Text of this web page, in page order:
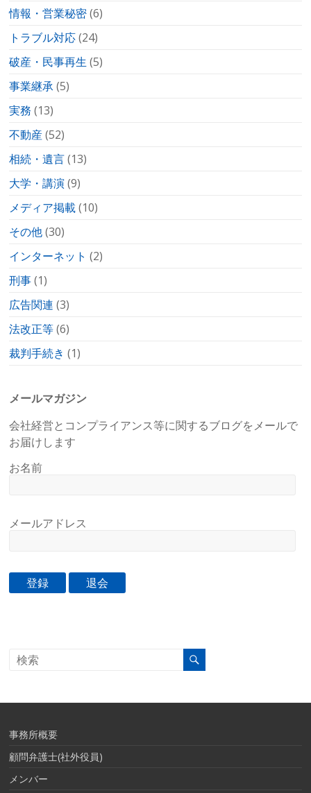
情報・営業秘密(6)
トラブル対応(24)
破産・民事再生 (5)
事業継承(5)
実務 (13)
不動産(52)
相続・遺言(13)
大学・講演(9)
メディア掲載(10)
その他(30)
インターネット (2)
刑事(1)
広告関連 (3)
法改正等(6)
裁判手続き (1)
メールマガジン
会社経営とコンプライアンス等に関するブログをメールで
お届けします
お名前
メールアドレス
事務所概要
顧問弁護士(社外役員)
メンバー